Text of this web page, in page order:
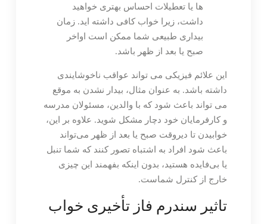
ها یا تعطیلات احساس بهتری خواهید
داشت، زیرا خواب کافی داشته اید. زمان
بیداری طبیعی شما ممکن است اواخر
صبح یا بعد از ظهر باشد.
این علائم فیزیکی می تواند عواقب ناخوشایندی
داشته باشد. به عنوان مثال، بیدار نشدن به موقع
می تواند باعث شود که با والدین، مسئولان مدرسه
و کارفرمایان خود دچار مشکل شوید. علاوه بر این،
خوابیدن تا دیروقت صبح یا بعد از ظهر می‌تواند
باعث شود افراد به اشتباه تصور کنند که شما تنبل
یا بی‌فایده هستید، بدون اینکه بفهمند این چیزی
خارج از کنترل شماست.
تاثیر سندرم فاز تأخیری خواب